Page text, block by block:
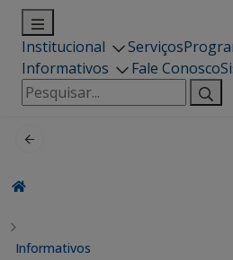
Institucional Serviços
Informativos
Fale Conosco
Pesquisar
por:
Informativos